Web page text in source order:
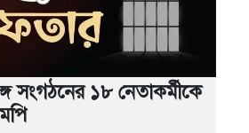
সংগঠনের ১৮ নেতাকর্মীকে